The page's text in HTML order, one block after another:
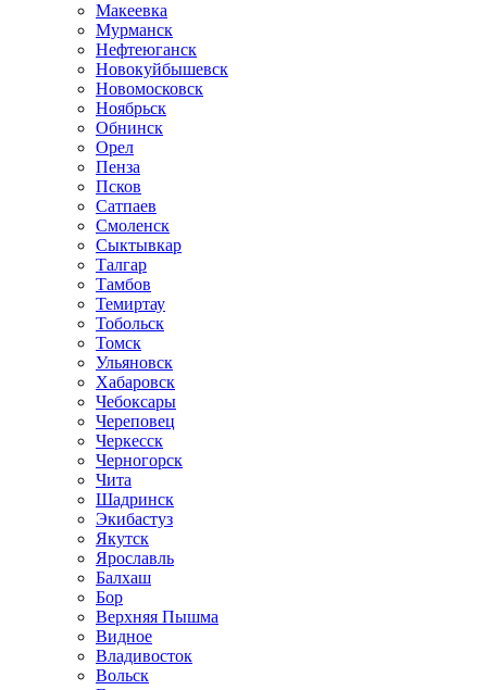
Макеевка
Мурманск
Нефтеюганск
Новокуйбышевск
Новомосковск
Ноябрьск
Обнинск
Орел
Пенза
Псков
Сатпаев
Смоленск
Сыктывкар
Талгар
Тамбов
Темиртау
Тобольск
Томск
Ульяновск
Хабаровск
Чебоксары
Череповец
Черкесск
Черногорск
Чита
Шадринск
Экибастуз
Якутск
Ярославль
Балхаш
Бор
Верхняя Пышма
Видное
Владивосток
Вольск